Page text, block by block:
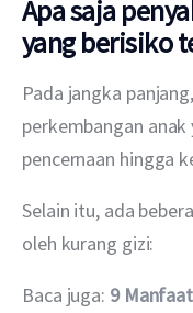
Apa saja
yang berisiko
Pada jangka
perkembangan
pencernaan hingga
Selain itu, ada
oleh kurang gizi:
Baca juga: 9